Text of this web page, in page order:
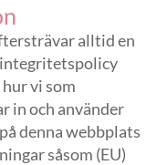
alltid en
integritetspolicy
vi som
in och använder
denna webbplats
såsom (EU)